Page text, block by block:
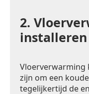
2.
installeren
Vloerverwarming
zijn om een
tegelijkertijd de